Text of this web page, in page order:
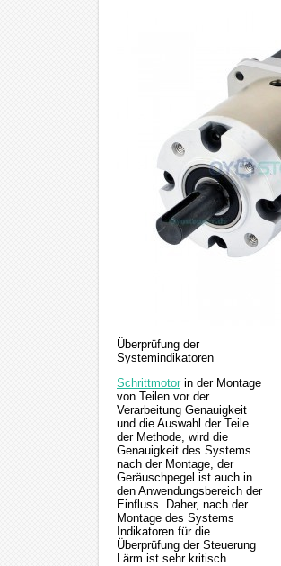
Überprüfung der
Systemindikatoren
Schrittmotor in der Montage
von Teilen vor der
Verarbeitung Genauigkeit
und die Auswahl der Teile
der Methode, wird die
Genauigkeit des Systems
nach der Montage, der
Geräuschpegel ist auch in
den Anwendungsbereich der
Einfluss. Daher, nach der
Montage des Systems
Indikatoren für die
Überprüfung der Steuerung
Lärm ist sehr kritisch.